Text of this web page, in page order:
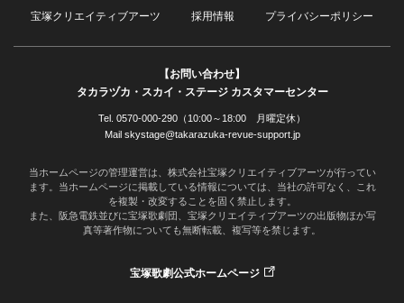
宝塚クリエイティブアーツ 採用情報 プライバシーポリシー
【お問い合わせ】
タカラヅカ・スカイ・ステージ カスタマーセンター
Tel. 0570-000-290（10:00～18:00 月曜定休）
Mail skystage@takarazuka-revue-support.jp
当ホームページの管理運営は、株式会社宝塚クリエイティブアーツが行ってい
ます。当ホームページに掲載している情報については、当社の許可なく、これ
を複製・改変することを固く禁止します。
また、阪急電鉄並びに宝塚歌劇団、宝塚クリエイティブアーツの出版物ほか写
真等著作物についても無断転載、複写等を禁じます。
宝塚歌劇公式ホームページ